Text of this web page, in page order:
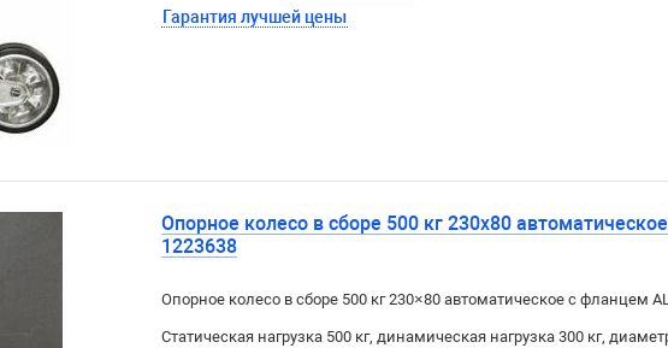
Гарантия лучшей цены
Опорное колесо в сборе 500 кг 230х80
1223638
Опорное колесо в сборе 500 кг 230×80 автоматическое с фланцем
Статическая нагрузка 500 кг, динамическая нагрузка 300 кг,